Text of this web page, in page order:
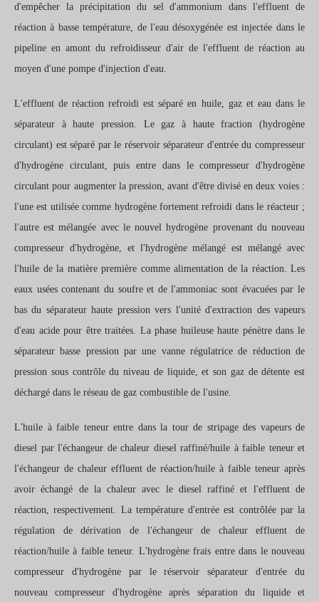
d'empêcher la précipitation du sel d'ammonium dans l'effluent de
réaction à basse température, de l'eau désoxygénée est injectée dans le
pipeline en amont du refroidisseur d'air de l'effluent de réaction au
moyen d'une pompe d'injection d'eau.
L'effluent de réaction refroidi est séparé en huile, gaz et eau dans le
séparateur à haute pression. Le gaz à haute fraction (hydrogène
circulant) est séparé par le réservoir séparateur d'entrée du compresseur
d'hydrogène circulant, puis entre dans le compresseur d'hydrogène
circulant pour augmenter la pression, avant d'être divisé en deux voies :
l'une est utilisée comme hydrogène fortement refroidi dans le réacteur ;
l'autre est mélangée avec le nouvel hydrogène provenant du nouveau
compresseur d'hydrogène, et l'hydrogène mélangé est mélangé avec
l'huile de la matière première comme alimentation de la réaction. Les
eaux usées contenant du soufre et de l'ammoniac sont évacuées par le
bas du séparateur haute pression vers l'unité d'extraction des vapeurs
d'eau acide pour être traitées. La phase huileuse haute pénètre dans le
séparateur basse pression par une vanne régulatrice de réduction de
pression sous contrôle du niveau de liquide, et son gaz de détente est
déchargé dans le réseau de gaz combustible de l'usine.
L'huile à faible teneur entre dans la tour de stripage des vapeurs de
diesel par l'échangeur de chaleur diesel raffiné/huile à faible teneur et
l'échangeur de chaleur effluent de réaction/huile à faible teneur après
avoir échangé de la chaleur avec le diesel raffiné et l'effluent de
réaction, respectivement. La température d'entrée est contrôlée par la
régulation de dérivation de l'échangeur de chaleur effluent de
réaction/huile à faible teneur. L'hydrogène frais entre dans le nouveau
compresseur d'hydrogène par le réservoir séparateur d'entrée du
nouveau compresseur d'hydrogène après séparation du liquide et